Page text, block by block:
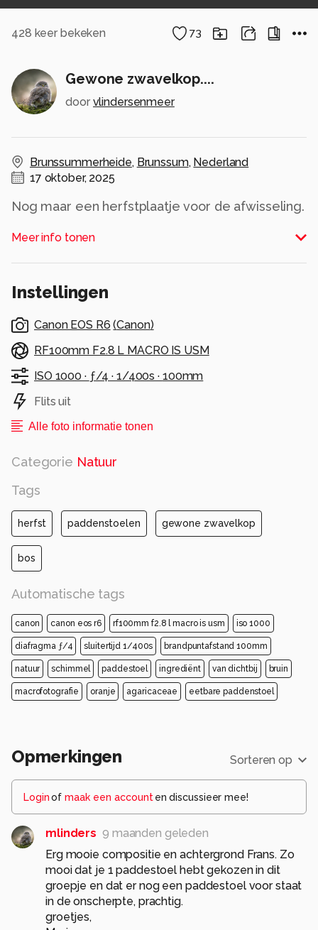
428 keer bekeken 73
Gewone zwavelkop....
door vlindersenmeer
Brunssummerheide, Brunssum, Nederland
17 oktober, 2025
Nog maar een herfstplaatje voor de afwisseling.
fraai bij en nodigde uit om vastgelegd te
worden. Bij deze dus.
Bedankt voor de reacties en likes bij vorige
Gr Frans
Alle rechten voorbehouden
Meer info tonen
Instellingen
Canon EOS R6 (Canon)
RF100mm F2.8 L MACRO IS USM
ISO 1000 · ƒ/4 · 1/400s · 100mm
Flits uit
Alle foto informatie tonen
Categorie Natuur
Tags
herfst paddenstoelen gewone zwavelkop
bos
Automatische tags
canon canon eos r6 rf100mm f2.8 l macro is usm iso 1000
diafragma ƒ/4 sluitertijd 1/400s brandpuntafstand 100mm
natuur schimmel paddestoel ingrediënt van dichtbij bruin
macrofotografie oranje agaricaceae eetbare paddenstoel
Opmerkingen Sorteren op
Loginof maak een account en discussieer mee!
mlinders 9 maanden geleden
Erg mooie compositie en achtergrond Frans. Zo
mooi dat je 1 paddestoel hebt gekozen in dit
groepje en dat er nog een paddestoel voor staat
in de onscherpte, prachtig.
groetjes,